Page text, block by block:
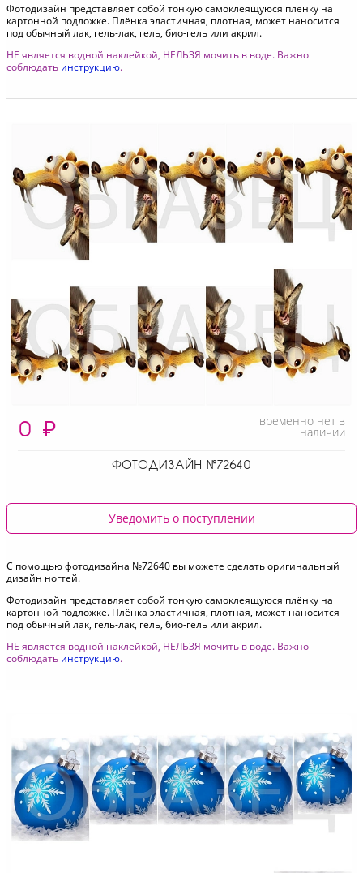
Фотодизайн представляет собой тонкую самоклеящуюся плёнку на
картонной подложке. Плёнка эластичная, плотная, может наносится
под обычный лак, гель-лак, гель, био-гель или акрил.
НЕ является водной наклейкой, НЕЛЬЗЯ мочить в воде. Важно
соблюдать инструкцию.
0 ₽ временно нет в
наличии
ФОТОДИЗАЙН №72640
Уведомить о поступлении
С помощью фотодизайна №72640 вы можете сделать оригинальный
дизайн ногтей.
Фотодизайн представляет собой тонкую самоклеящуюся плёнку на
картонной подложке. Плёнка эластичная, плотная, может наносится
под обычный лак, гель-лак, гель, био-гель или акрил.
НЕ является водной наклейкой, НЕЛЬЗЯ мочить в воде. Важно
соблюдать инструкцию.